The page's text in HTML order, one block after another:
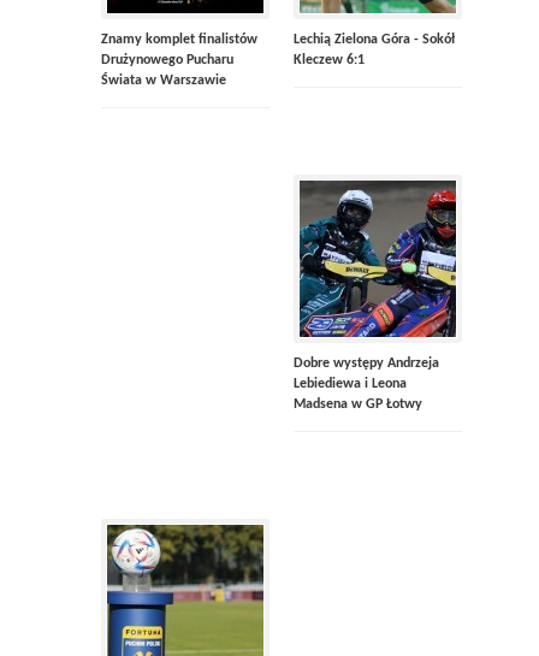
Znamy komplet finalistów
Drużynowego Pucharu
Świata w Warszawie
Lechią Zielona Góra - Sokół
Kleczew 6:1
Dobre występy Andrzeja
Lebiediewa i Leona
Madsena w GP Łotwy